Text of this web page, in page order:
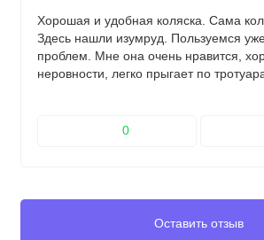
Хорошая и удобная коляска. Сама
Здесь нашли изумруд. Пользуемся
проблем. Мне она очень нравится,
неровности, легко прыгает по
0
Оставить отзыв